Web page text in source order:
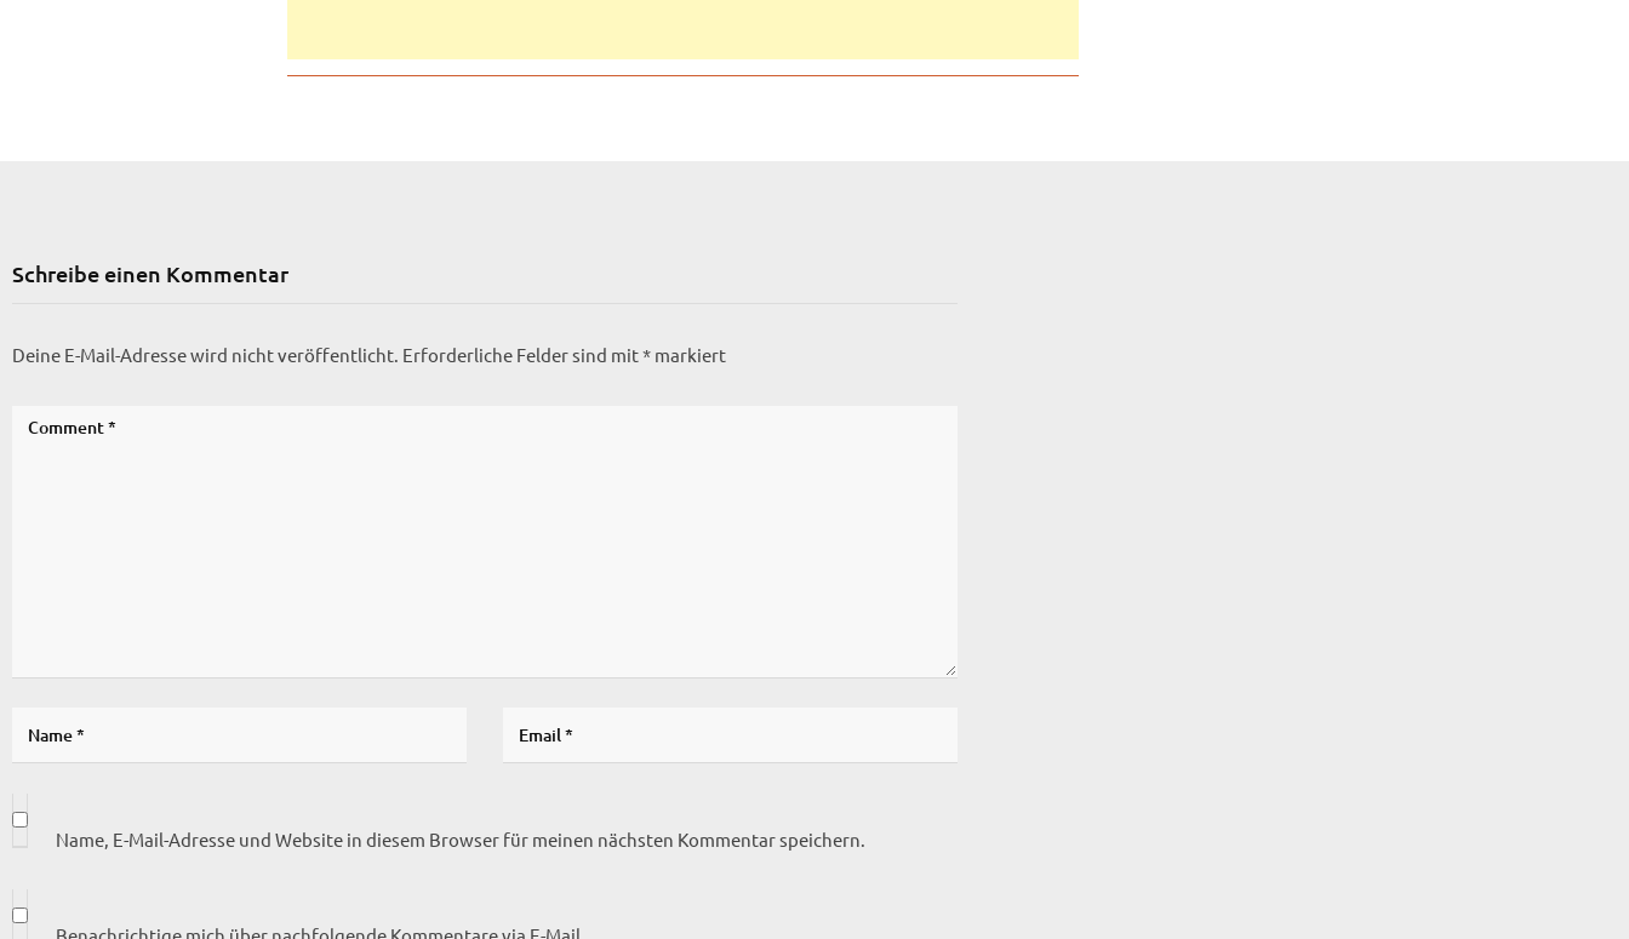
Schreibe einen Kommentar
Deine E-Mail-Adresse wird nicht veröffentlicht. Erforderliche Felder sind mit* markiert
Name, E-Mail-Adresse und Website in diesem Browser für meinen nächsten Kommentar speichern.